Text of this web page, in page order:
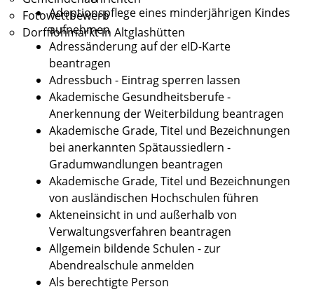
Fotowettbewerb
Dorfflohmarkt in Altglashütten
Adoptionspflege eines minderjährigen Kindes
aufnehmen
Adressänderung auf der eID-Karte
beantragen
Adressbuch - Eintrag sperren lassen
Akademische Gesundheitsberufe -
Anerkennung der Weiterbildung beantragen
Akademische Grade, Titel und Bezeichnungen
bei anerkannten Spätaussiedlern -
Gradumwandlungen beantragen
Akademische Grade, Titel und Bezeichnungen
von ausländischen Hochschulen führen
Akteneinsicht in und außerhalb von
Verwaltungsverfahren beantragen
Allgemein bildende Schulen - zur
Abendrealschule anmelden
Als berechtigte Person